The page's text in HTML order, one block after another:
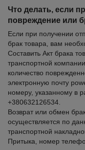
Что делать, если
повреждение или
Если при получении
брак товара, вам
Составить Акт брака
транспортной
количество
электронную почту
номеру, указанному в
+380632126534.
Возврат или обмен
осуществляется по
транспортной
Притыка, номер